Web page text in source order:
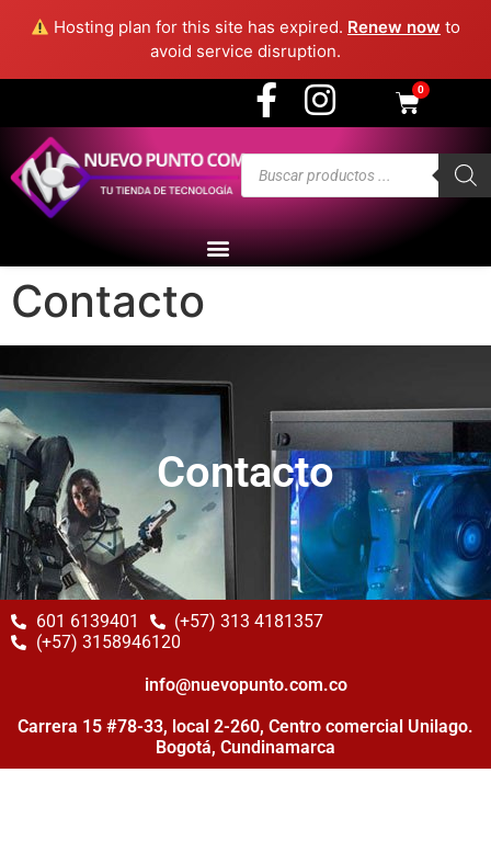
Hosting plan for this site has expired. Renew now to
avoid service disruption.
- Medellín
0
Contacto
Contacto
601 6139401
(+57) 313 4181357
(+57) 3158946120
info@nuevopunto.com.co
Carrera 15 #78-33, local 2-260, Centro comercial Unilago.
Bogotá, Cundinamarca